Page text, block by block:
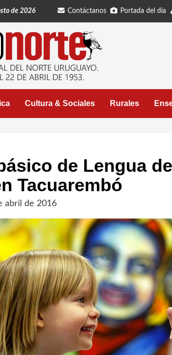
de 2026 Contáctanos Portada del día
Cultura & Sociales Rurales
de Lengua
Tacuarembó
abril de 2016